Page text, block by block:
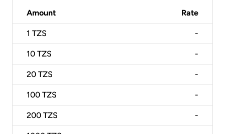
Amount Rate
1 TZS -
10 TZS -
20 TZS -
100 TZS -
200 TZS -